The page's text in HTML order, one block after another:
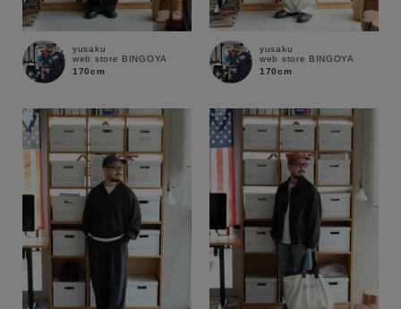
yusaku
web store BINGOYA
170cm
yusaku
web store BINGOYA
170cm